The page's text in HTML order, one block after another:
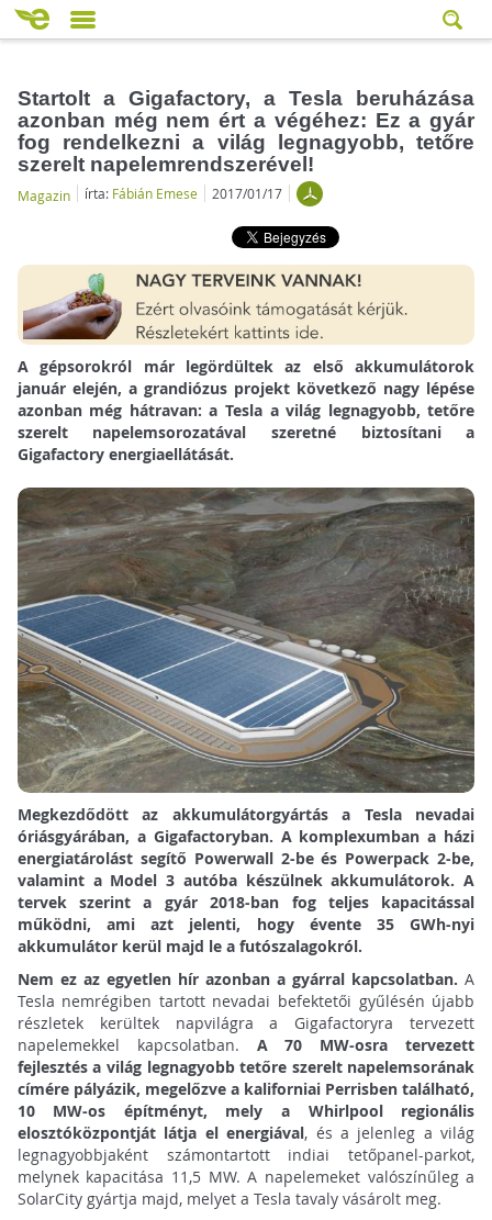
Startolt a Gigafactory, a Tesla beruházása
azonban még nem ért a végéhez: Ez a gyár
fog rendelkezni a világ legnagyobb, tetőre
szerelt napelemrendszerével!
Magazin írta: Fábián Emese 2017/01/17
A gépsorokról már legördültek az első akkumulátorok
január elején, a grandiózus projekt következő nagy lépése
azonban még hátravan: a Tesla a világ legnagyobb, tetőre
szerelt napelemsorozatával szeretné biztosítani a
Gigafactory energiaellátását.
Megkezdődött az akkumulátorgyártás a Tesla nevadai
óriásgyárában, a Gigafactoryban. A komplexumban a házi
energiatárolást segítő Powerwall 2-be és Powerpack 2-be,
valamint a Model 3 autóba készülnek akkumulátorok. A
tervek szerint a gyár 2018-ban fog teljes kapacitással
működni, ami azt jelenti, hogy évente 35 GWh-nyi
akkumulátor kerül majd le a futószalagokról.
Nem ez az egyetlen hír azonban a gyárral kapcsolatban.A
Tesla nemrégiben tartott nevadai befektetői gyűlésén újabb
részletek kerültek napvilágra a Gigafactoryra tervezett
napelemekkel kapcsolatban. A 70 MW-osra tervezett
fejlesztés a világ legnagyobb tetőre szerelt napelemsorának
címére pályázik, megelőzve a kaliforniai Perrisben található,
10 MW-os építményt, mely a Whirlpool regionális
elosztóközpontját látja el energiával, és a jelenleg a világ
legnagyobbjaként számontartott indiai tetőpanel-parkot,
melynek kapacitása 11,5 MW. A napelemeket valószínűleg a
SolarCity gyártja majd, melyet a Tesla tavaly vásárolt meg.